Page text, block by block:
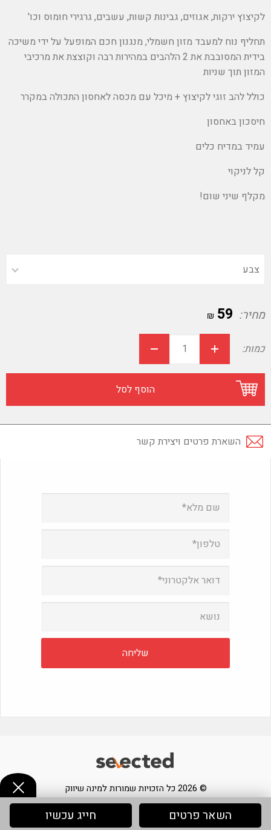
השאר פרטים חייג עכשיו
לקיצוץ ירקות, אגוזים, גבינות קשות, עשבים, גרגירי חומוס וכו'
תחליף נוח למעבד מזון חשמלי, מנגנון חכם המופעל על ידי משיכה
בידית המסובבת את 2 הלהבים במהירות רבה וקוצצת את מרכיבי
המזון תוך שניות
כולל להב זוגי לקיצוץ + מיכל עם מכסה לאחסון התכולה במקרר
חיסכון באחסון
עמיד במדיח כלים
קל לניקוי
מקלף שיני שום!
מחיר: 59
₪
כמות:
הוסף לסל
השארת פרטים ויצירת קשר
© 2026 כל הזכויות שמורות למינה שיווק